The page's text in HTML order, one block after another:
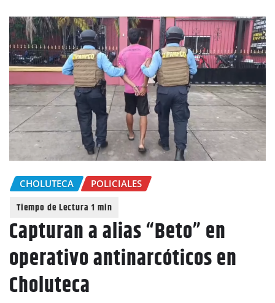
CHOLUTECA POLICIALES
Capturan a alias “Beto” en
operativo antinarcóticos en
Choluteca